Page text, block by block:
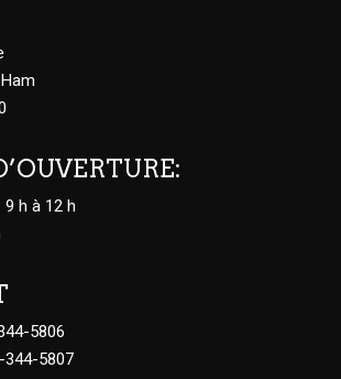
9 h à 12 h
5806
344-5807